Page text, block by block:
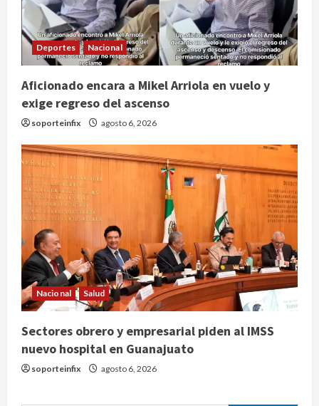
Deportes Nacional
Aficionado encara a Mikel Arriola en vuelo y
exige regreso del ascenso
soporteinfix agosto 6, 2026
Nacional Salud
Sectores obrero y empresarial piden al IMSS
nuevo hospital en Guanajuato
soporteinfix agosto 6, 2026
2
Internacional
autolesionarse en vivo por TikTok
en Miami
agosto 6, 2026
3
Deportes
Aficionado encara a Mikel Arriola en
vuelo y exige regreso del ascenso
agosto 6, 2026
4
Nacional Salud
Sectores obrero y empresarial
piden al IMSS nuevo hospital en
Guanajuato
agosto 6, 2026
Nacional
Falla en sistema Booster de El
Carrizo deja sin agua a 147 colonias